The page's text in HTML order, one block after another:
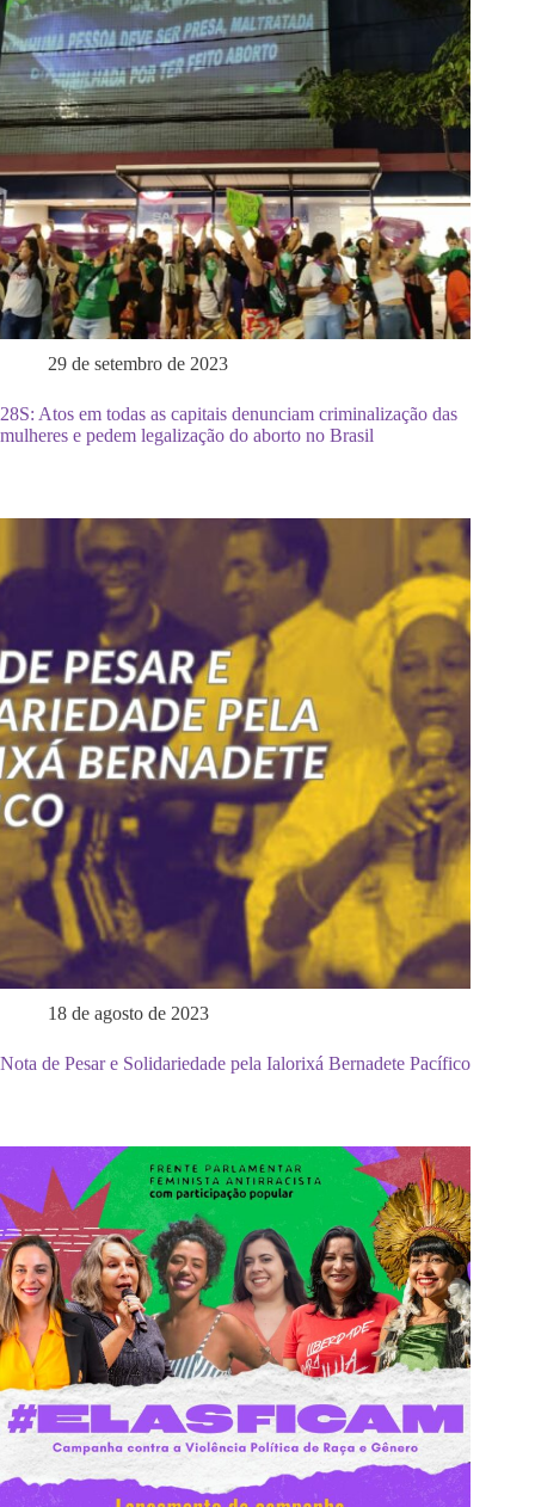
29 de setembro de 2023
28S: Atos em todas as capitais denunciam criminalização das
mulheres e pedem legalização do aborto no Brasil
18 de agosto de 2023
Nota de Pesar e Solidariedade pela Ialorixá Bernadete Pacífico